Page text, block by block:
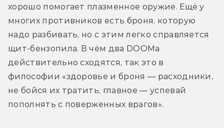
хорошо помогает плазменное оружие. Ещё у
многих противников есть броня, которую
надо разбивать, но с этим легко справляется
щит-бензопила. В чём два DOOMа
действительно сходятся, так это в
философии «здоровье и броня — расходники,
не бойся их тратить, главное — успевай
пополнять с поверженных врагов».